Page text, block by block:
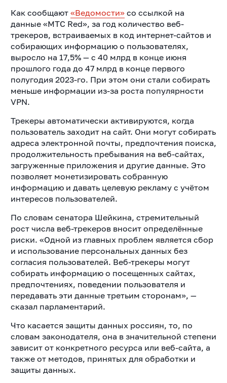
Как сообщают «Ведомости»со ссылкой на
данные «МТС Red», за год количество веб-
трекеров, встраиваемых в код интернет-сайтов и
собирающих информацию о пользователях,
выросло на 17,5% — с 40 млрд в конце июня
прошлого года до 47 млрд в конце первого
полугодия 2023-го. При этом они стали собирать
меньше информации из-за роста популярности
VPN.
Трекеры автоматически активируются, когда
пользователь заходит на сайт. Они могут собирать
адреса электронной почты, предпочтения поиска,
продолжительность пребывания на веб-сайтах,
загруженные приложения и другие данные. Это
позволяет монетизировать собранную
информацию и давать целевую рекламу с учётом
интересов пользователей.
По словам сенатора Шейкина, стремительный
рост числа веб-трекеров вносит определённые
риски. «Одной из главных проблем является сбор
и использование персональных данных без
согласия пользователей. Веб-трекеры могут
собирать информацию о посещенных сайтах,
предпочтениях, поведении пользователя и
передавать эти данные третьим сторонам», —
сказал парламентарий.
Что касается защиты данных россиян, то, по
словам законодателя, она в значительной степени
зависит от конкретного ресурса или веб-сайта, а
также от методов, принятых для обработки и
защиты данных.